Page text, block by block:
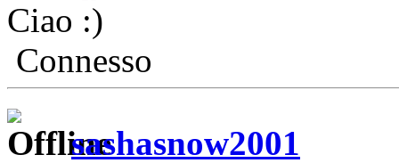
Ciao
Connesso
sashasnow2001